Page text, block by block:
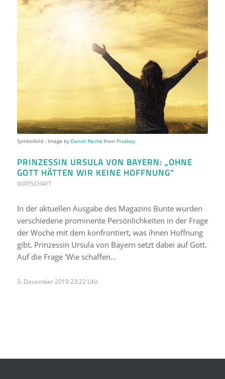
Symbolbild - Image by Daniel Reche from Pixabay
PRINZESSIN URSULA VON BAYERN: „OHNE
GOTT HÄTTEN WIR KEINE HOFFNUNG“
WIRTSCHAFT
In der aktuellen Ausgabe des Magazins Bunte wurden
verschiedene prominente Persönlichkeiten in der Frage
der Woche mit dem konfrontiert, was ihnen Hoffnung
gibt. Prinzessin Ursula von Bayern setzt dabei auf Gott.
Auf die Frage 'Wie schaffen…
3. Dezember 2019 23:22 Uhr